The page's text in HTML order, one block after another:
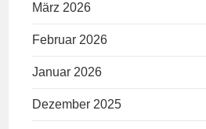
März 2026
Februar 2026
Januar 2026
Dezember 2025